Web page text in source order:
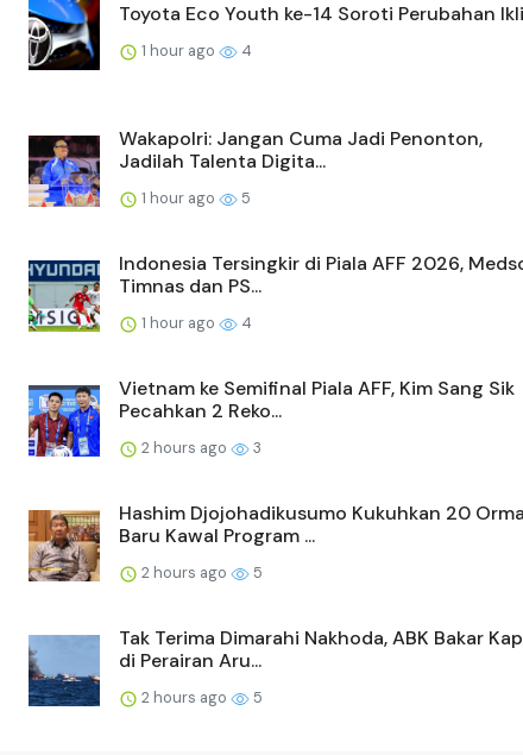
Toyota Eco Youth ke-14 Soroti Perubahan
1 hour ago 4
Wakapolri: Jangan Cuma Jadi Penonton,
Jadilah Talenta Digita...
1 hour ago 5
Indonesia Tersingkir di Piala AFF 2026,
Timnas dan PS...
1 hour ago 4
Vietnam ke Semifinal Piala AFF, Kim Sang Sik
Pecahkan 2 Reko...
2 hours ago 3
Hashim Djojohadikusumo Kukuhkan 20
Baru Kawal Program ...
2 hours ago 5
Tak Terima Dimarahi Nakhoda, ABK Bakar
di Perairan Aru...
2 hours ago 5